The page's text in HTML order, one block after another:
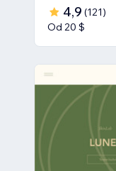
4,9 (121)
Od 20 $